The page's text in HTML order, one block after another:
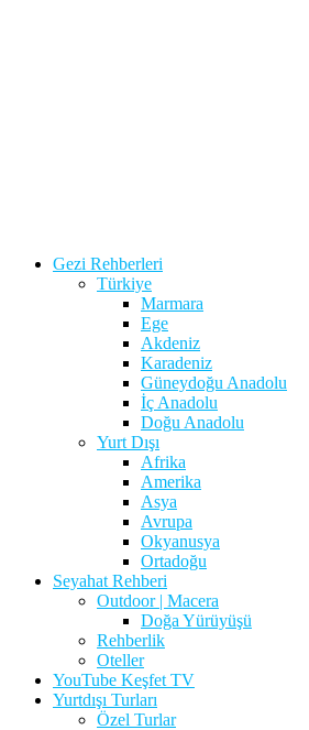
Gezi Rehberleri
Türkiye
Marmara
Ege
Akdeniz
Karadeniz
Güneydoğu Anadolu
İç Anadolu
Doğu Anadolu
Yurt Dışı
Afrika
Amerika
Asya
Avrupa
Okyanusya
Ortadoğu
Seyahat Rehberi
Outdoor | Macera
Doğa Yürüyüşü
Rehberlik
Oteller
YouTube Keşfet TV
Yurtdışı Turları
Özel Turlar